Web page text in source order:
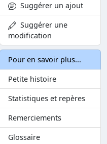
Suggérer un ajout
Suggérer une
modification
Pour en savoir plus...
Petite histoire
Statistiques et repères
Remerciements
Glossaire